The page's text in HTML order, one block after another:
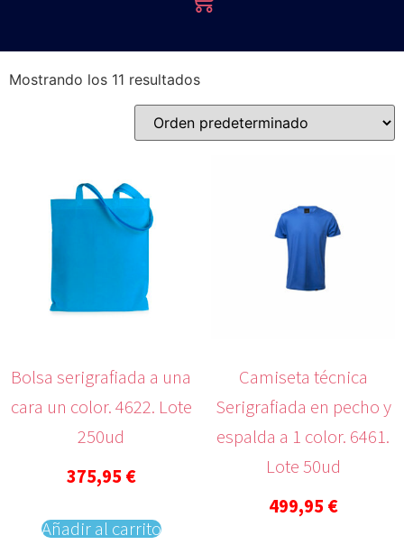
Mostrando los 11 resultados
Bolsa serigrafiada a una
cara un color. 4622. Lote
250ud
375,95 €
Añadir al carrito
Camiseta técnica
Serigrafiada en pecho y
espalda a 1 color. 6461.
Lote 50ud
499,95 €